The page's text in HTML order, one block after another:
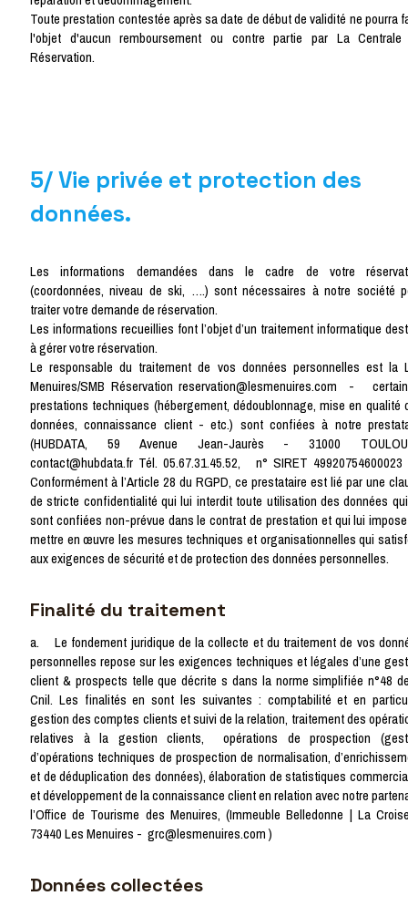
Toute prestation contestée après sa date de début de validité ne pourra
l'objet d'aucun remboursement ou contre partie par La
Réservation.
5/ Vie privée et protection des
données.
Les informations demandées dans le cadre de votre
(coordonnées, niveau de ski, ….) sont nécessaires à notre société
traiter votre demande de réservation.
Les informations recueillies font l’objet d’un traitement informatique
à gérer votre réservation.
Le responsable du traitement de vos données personnelles est la
Menuires/SMB Réservation reservation@lesmenuires.com -
prestations techniques (hébergement, dédoublonnage, mise en qualité
données, connaissance client - etc.) sont confiées à notre
(HUBDATA, 59 Avenue Jean-Jaurès - 31000
contact@hubdata.fr Tél. 05.67.31.45.52, n° SIRET 49920754600023
Conformément à l’Article 28 du RGPD, ce prestataire est lié par une
de stricte confidentialité qui lui interdit toute utilisation des données
sont confiées non-prévue dans le contrat de prestation et qui lui
mettre en œuvre les mesures techniques et organisationnelles qui
aux exigences de sécurité et de protection des données personnelles.
Finalité du traitement
a. Le fondement juridique de la collecte et du traitement de vos
personnelles repose sur les exigences techniques et légales d’une
client & prospects telle que décrite s dans la norme simplifiée n°48
Cnil. Les finalités en sont les suivantes : comptabilité et en
gestion des comptes clients et suivi de la relation, traitement des
relatives à la gestion clients, opérations de prospection
d’opérations techniques de prospection de normalisation,
et de déduplication des données), élaboration de statistiques
et développement de la connaissance client en relation avec notre
l’Office de Tourisme des Menuires, (Immeuble Belledonne | La
73440 Les Menuires - grc@lesmenuires.com )
Données collectées